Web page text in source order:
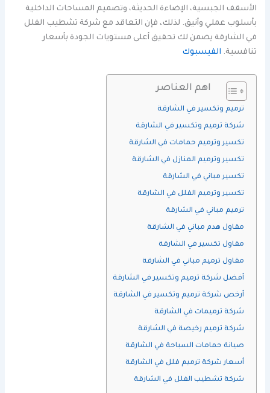
الأسقف الجبسية، الإضاءة الحديثة، وتصميم المساحات الداخلية
بأسلوب عملي وأنيق. لذلك، فإن التعاقد مع شركة تشطيب الفلل
في الشارقة يضمن لك تحقيق أعلى مستويات الجودة بأسعار
تنافسية. الفيسبوك
اهم العناصر
ترميم وتكسير في الشارقة
شركة ترميم وتكسير في الشارقة
تكسير وترميم حمامات في الشارقة
تكسير وترميم المنازل في الشارقة
تكسير مباني في الشارقة
تكسير وترميم الفلل في الشارقة
ترميم مباني في الشارقة
مقاول هدم مباني في الشارقة
مقاول تكسير في الشارقة
مقاول ترميم مباني في الشارقة
أفضل شركة ترميم وتكسير في الشارقة
أرخص شركة ترميم وتكسير في الشارقة
شركة ترميمات في الشارقة
شركة ترميم رخيصة في الشارقة
صيانة حمامات السباحة في الشارقة
أسعار شركة ترميم فلل في الشارقة
شركة تشطيب الفلل في الشارقة